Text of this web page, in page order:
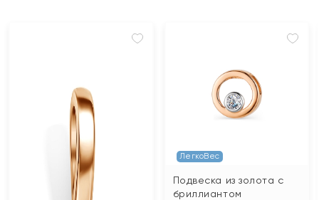
ЛегкоВес
Подвеска из золота с
бриллиантом